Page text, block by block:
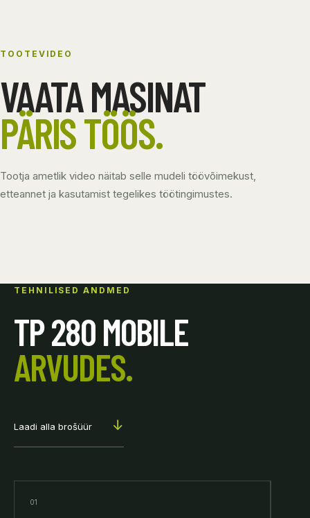
TOOTEVIDEO
VAATA MASINAT
PÄRIS TÖÖS.
Tootja ametlik video näitab selle mudeli töövõimekust,
etteannet ja kasutamist tegelikes töötingimustes.
TEHNILISED ANDMED
TP 280 MOBILE
ARVUDES.
Laadi alla brošüür ↓
01